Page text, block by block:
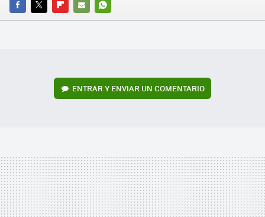
FACEBOOK
TWITTERFLIPBOARD
E-
WHATSAPP
ENTRAR Y ENVIAR UN COMENTARIO